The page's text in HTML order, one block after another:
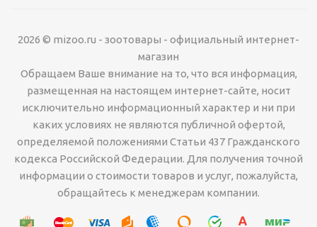
2026 © mizoo.ru - зоотовары - официальный интернет-
магазин
Обращаем Ваше внимание на то, что вся информация,
размещенная на настоящем интернет-сайте, носит
исключительно информационный характер и ни при
каких условиях не являются публичной офертой,
определяемой положениями Статьи 437 Гражданского
кодекса Российской Федерации. Для получения точной
информации о стоимости товаров и услуг, пожалуйста,
обращайтесь к менеджерам компании.